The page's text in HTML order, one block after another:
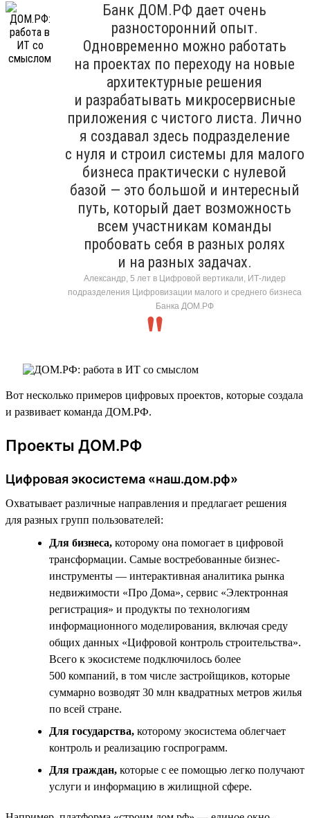
Банк ДОМ.РФ дает очень
разносторонний опыт.
Одновременно можно работать
на проектах по переходу на новые
архитектурные решения
и разрабатывать микросервисные
приложения с чистого листа. Лично
я создавал здесь подразделение
с нуля и строил системы для малого
бизнеса практически с нулевой
базой — это большой и интересный
путь, который дает возможность
всем участникам команды
пробовать себя в разных ролях
и на разных задачах.
Александр, 5 лет в Цифровой вертикали, ИТ-лидер
подразделения Цифровизации малого и среднего бизнеса
Банка ДОМ.РФ
Вот несколько примеров цифровых проектов, которые создала
и развивает команда ДОМ.РФ.
Проекты ДОМ.РФ
Цифровая экосистема «наш.дом.рф»
Охватывает различные направления и предлагает решения
для разных групп пользователей:
Для бизнеса, которому она помогает в цифровой
трансформации. Самые востребованные бизнес-
инструменты — интерактивная аналитика рынка
недвижимости «Про Дома», сервис «Электронная
регистрация» и продукты по технологиям
информационного моделирования, включая среду
общих данных «Цифровой контроль строительства».
Всего к экосистеме подключилось более
500 компаний, в том числе застройщиков, которые
суммарно возводят 30 млн квадратных метров жилья
по всей стране.
Для государства, которому экосистема облегчает
контроль и реализацию госпрограмм.
Для граждан, которые с ее помощью легко получают
услуги и информацию в жилищной сфере.